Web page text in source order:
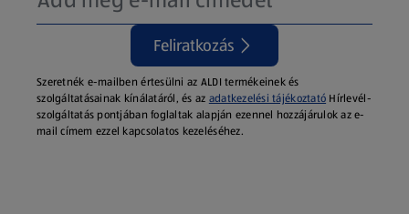
Feliratkozás
Szeretnék e-mailben értesülni az ALDI termékeinek és
szolgáltatásainak kínálatáról, és az adatkezelési tájékoztató Hírlevél-
szolgáltatás pontjában foglaltak alapján ezennel hozzájárulok az e-
mail címem ezzel kapcsolatos kezeléséhez.